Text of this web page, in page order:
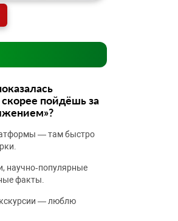
пойдёшь за
— там быстро
научно‑популярные
факты.
— люблю